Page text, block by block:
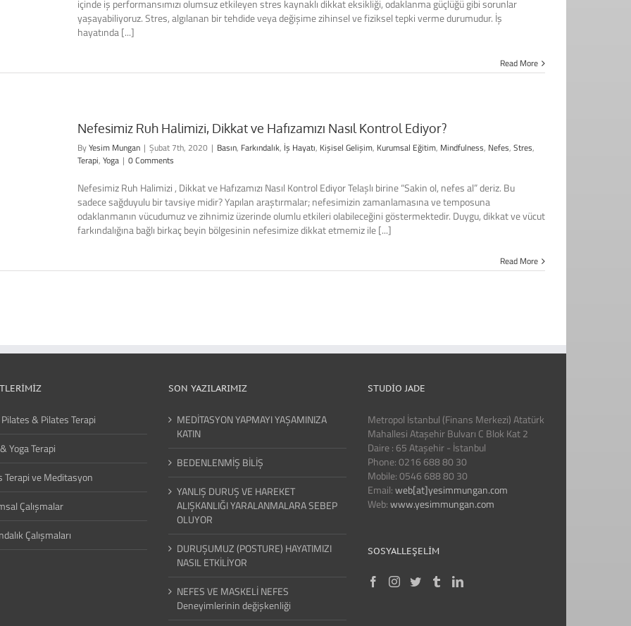
içinde iş performansımızı olumsuz etkileyen stres kaynaklı dikkat eksikliği, odaklanma güçlüğü gibi sorunlar
yaşayabiliyoruz. Stres, algılanan bir tehdide veya değişime zihinsel ve fiziksel tepki verme durumudur. İş
hayatında [...]
Read More
Nefesimiz Ruh Halimizi, Dikkat ve Hafızamızı Nasıl Kontrol Ediyor?
ByYesim Mungan | Şubat 7th, 2020 | Basın, Farkındalık, İş Hayatı, Kişisel Gelişim, Kurumsal Eğitim, Mindfulness, Nefes, Stres,
Terapi, Yoga | 0 Comments
Nefesimiz Ruh Halimizi , Dikkat ve Hafızamızı Nasıl Kontrol Ediyor Telaşlı birine “Sakin ol, nefes al” deriz. Bu
sadece sağduyulu bir tavsiye midir? Yapılan araştırmalar; nefesimizin zamanlamasına ve temposuna
odaklanmanın vücudumuz ve zihnimiz üzerinde olumlu etkileri olabileceğini göstermektedir. Duygu, dikkat ve vücut
farkındalığına bağlı birkaç beyin bölgesinin nefesimize dikkat etmemiz ile [...]
Read More
& Pilates Terapi
Yoga Terapi
Terapi ve Meditasyon
Çalışmalar
Çalışmaları
SON YAZILARIMIZ
MEDİTASYON YAPMAYI YAŞAMINIZA
KATIN
BEDENLENMİŞ BİLİŞ
YANLIŞ DURUŞ VE HAREKET
ALIŞKANLIĞI YARALANMALARA SEBEP
OLUYOR
DURUŞUMUZ (POSTURE) HAYATIMIZI
NASIL ETKİLİYOR
NEFES VE MASKELİ NEFES
Deneyimlerinin değişkenliği
STUDIO JADE
Metropol İstanbul (Finans Merkezi) Atatürk
Mahallesi Ataşehir Bulvarı C Blok Kat 2
Daire : 65 Ataşehir - İstanbul
Phone: 0216 688 80 30
Mobile: 0546 688 80 30
Email:web[at]yesimmungan.com
Web:www.yesimmungan.com
SOSYALLEŞELIM